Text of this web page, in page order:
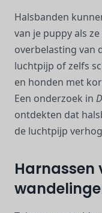
Halsbanden
van je puppy als
overbelasting van
luchtpijp of zelfs
en honden met
Een onderzoek in
ontdekten dat
de luchtpijp
Harnassen